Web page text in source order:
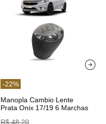
-22%
Manopla Cambio Lente
Prata Onix 17/19 6 Marchas
R$ 48,20